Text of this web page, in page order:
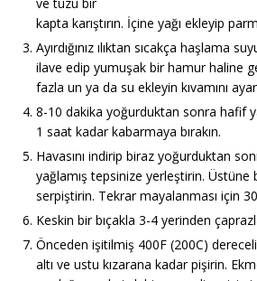
kapta karıştırın. İçine yağı ekleyip
Ayırdığınız ılıktan sıcakça haşlama
ilave edip yumuşak bir hamur haline
fazla un ya da su ekleyin kıvamını
8-10 dakika yoğurduktan sonra hafif
1 saat kadar kabarmaya bırakın.
Havasını indirip biraz yoğurduktan
yağlamış tepsinize yerleştirin. Üstüne
serpiştirin. Tekrar mayalanması için
Keskin bir bıçakla 3-4 yerinden
Önceden işitilmiş 400F (200C) dereceli
altı ve ustu kızarana kadar pişirin.